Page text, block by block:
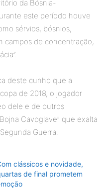
da Bósnia-
este período houve
sérvios, bósnios,
campos de concentração,
deste cunho que a
de 2018, o jogador
dele e de outros
Cavoglave” que exalta
Guerra.
clássicos e novidade,
de final prometem